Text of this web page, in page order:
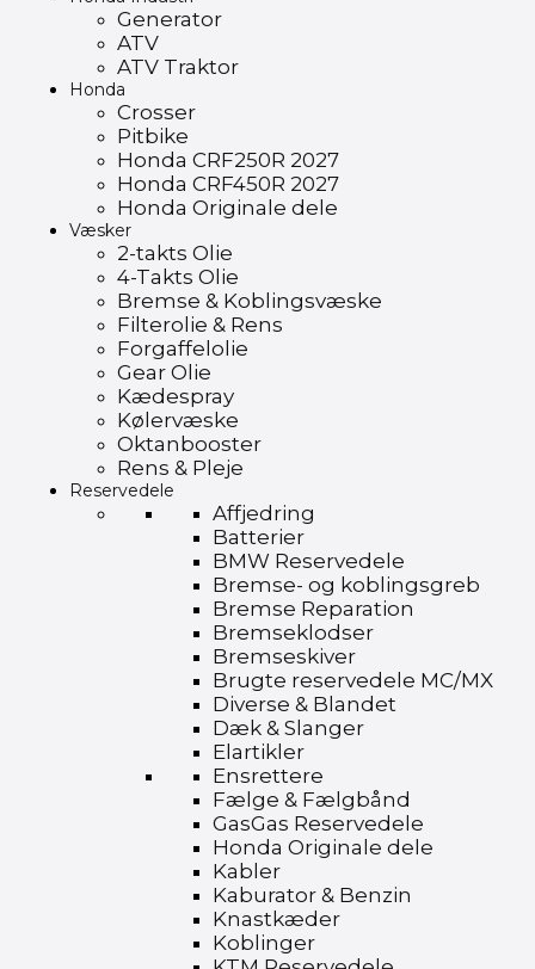
Generator
ATV
ATV Traktor
Honda
Crosser
Pitbike
Honda CRF250R 2027
Honda CRF450R 2027
Honda Originale dele
Væsker
2-takts Olie
4-Takts Olie
Bremse & Koblingsvæske
Filterolie & Rens
Forgaffelolie
Gear Olie
Kædespray
Kølervæske
Oktanbooster
Rens & Pleje
Reservedele
Affjedring
Batterier
BMW Reservedele
Bremse- og koblingsgreb
Bremse Reparation
Bremseklodser
Bremseskiver
Brugte reservedele MC/MX
Diverse & Blandet
Dæk & Slanger
Elartikler
Ensrettere
Fælge & Fælgbånd
GasGas Reservedele
Honda Originale dele
Kabler
Kaburator & Benzin
Knastkæder
Koblinger